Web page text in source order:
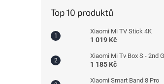
Top 10 produktů
Xiaomi Mi TV Stick 4K
1 019 Kč
Xiaomi Mi Tv Box S - 2nd
1 185 Kč
Xiaomi Smart Band 8 Pro